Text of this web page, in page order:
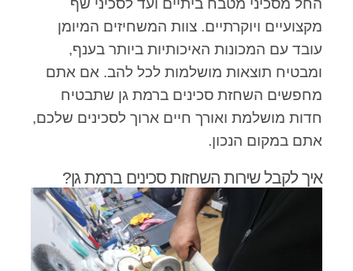
החל מסכיני מטבח ביתיים ועד לסכיני שף
מקצועיים ויוקרתיים. צוות המשחיזים המיומן
עובד עם המכונות האיכותיות ביותר בענף,
ומבטיח תוצאות מושלמות לכל להב. אם אתם
מחפשים השחזת סכינים ברמת גן שתבטיח
חדות מושלמת ואורך חיים ארוך לסכינים שלכם,
אתם במקום הנכון.
איך לקבל שירות השחזות סכינים ברמת גן?